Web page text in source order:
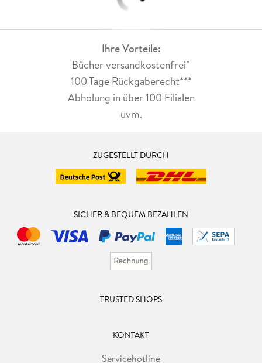
Ihre Vorteile:
Bücher versandkostenfrei*
100 Tage Rückgaberecht***
Abholung in über 100 Filialen
uvm.
ZUGESTELLT DURCH
SICHER & BEQUEM BEZAHLEN
TRUSTED SHOPS
KONTAKT
Servicehotline